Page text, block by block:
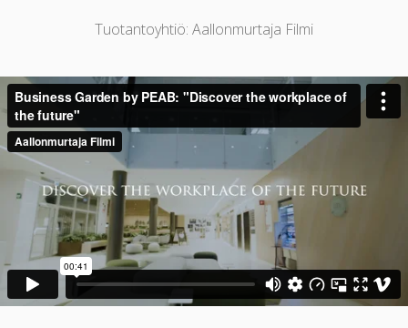
Tuotantoyhtiö: Aallonmurtaja Filmi